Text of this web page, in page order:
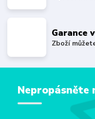
Garance
Zboží
Nepropásněte